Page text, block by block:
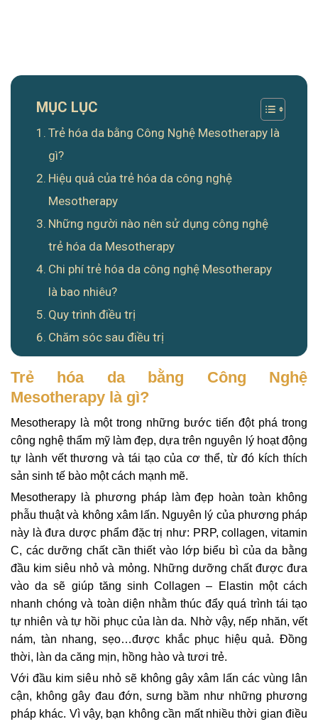
MỤC LỤC
Trẻ hóa da bằng Công Nghệ Mesotherapy là
gì?
Hiệu quả của trẻ hóa da công nghệ
Mesotherapy
Những người nào nên sử dụng công nghệ
trẻ hóa da Mesotherapy
Chi phí trẻ hóa da công nghệ Mesotherapy
là bao nhiêu?
Quy trình điều trị
Chăm sóc sau điều trị
Trẻ hóa da bằng Công Nghệ
Mesotherapy là gì?
Mesotherapy là một trong những bước tiến đột phá trong
công nghệ thẩm mỹ làm đẹp, dựa trên nguyên lý hoạt động
tự lành vết thương và tái tạo của cơ thể, từ đó kích thích
sản sinh tế bào một cách mạnh mẽ.
Mesotherapy là phương pháp làm đẹp hoàn toàn không
phẫu thuật và không xâm lấn. Nguyên lý của phương pháp
này là đưa dược phẩm đặc trị như: PRP, collagen, vitamin
C, các dưỡng chất cần thiết vào lớp biểu bì của da bằng
đầu kim siêu nhỏ và mỏng. Những dưỡng chất được đưa
vào da sẽ giúp tăng sinh Collagen – Elastin một cách
nhanh chóng và toàn diện nhằm thúc đẩy quá trình tái tạo
tự nhiên và tự hồi phục của làn da. Nhờ vậy, nếp nhăn, vết
nám, tàn nhang, sẹo…được khắc phục hiệu quả. Đồng
thời, làn da căng mịn, hồng hào và tươi trẻ.
Với đầu kim siêu nhỏ sẽ không gây xâm lấn các vùng lân
cận, không gây đau đớn, sưng bầm như những phương
pháp khác. Vì vậy, bạn không cần mất nhiều thời gian điều